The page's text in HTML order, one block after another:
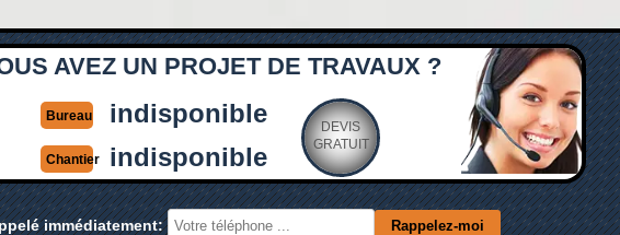
AVEZ UN PROJET DE TRAVAUX ?
Bureau indisponible
Chantier indisponible
DEVIS
GRATUIT
immédiatement: